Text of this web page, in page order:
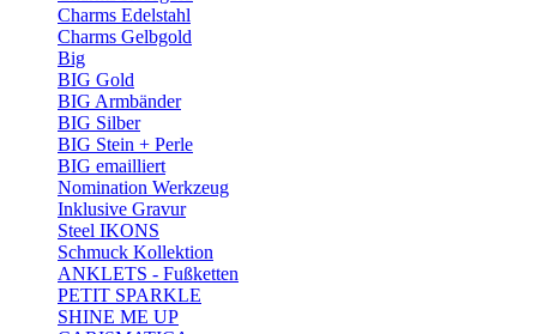
Charms Edelstahl
Charms Gelbgold
Big
BIG Gold
BIG Armbänder
BIG Silber
BIG Stein + Perle
BIG emailliert
Nomination Werkzeug
Inklusive Gravur
Steel IKONS
Schmuck Kollektion
ANKLETS - Fußketten
PETIT SPARKLE
SHINE ME UP